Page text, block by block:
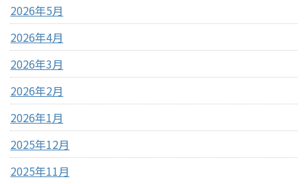
2026年5月
2026年4月
2026年3月
2026年2月
2026年1月
2025年12月
2025年11月